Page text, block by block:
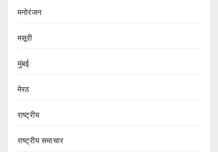
मनोरंजन
मसूरी
मुंबई
मेरठ
राष्ट्रीय
राष्ट्रीय समाचार